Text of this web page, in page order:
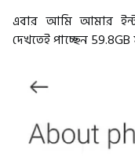
এবার আমি আমার
দেখতেই পাচ্ছেন